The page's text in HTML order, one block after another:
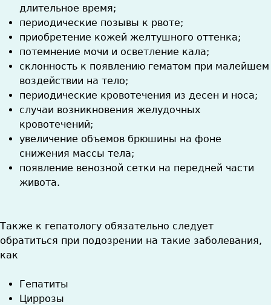
длительное время;
периодические позывы к рвоте;
приобретение кожей желтушного оттенка;
потемнение мочи и осветление кала;
склонность к появлению гематом при малейшем
воздействии на тело;
периодические кровотечения из десен и носа;
случаи возникновения желудочных
кровотечений;
увеличение объемов брюшины на фоне
снижения массы тела;
появление венозной сетки на передней части
живота.
Также к гепатологу обязательно следует
обратиться при подозрении на такие заболевания,
как
Гепатиты
Циррозы